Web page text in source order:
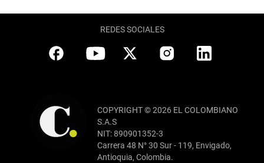
REDES SOCIALES
COPYRIGHT © 2026 EL COLOMBIANO
S.A.S
NIT: 890901352-3
Carrera 48 N° 30 Sur - 119, Envigado,
Antioquia, Colombia.